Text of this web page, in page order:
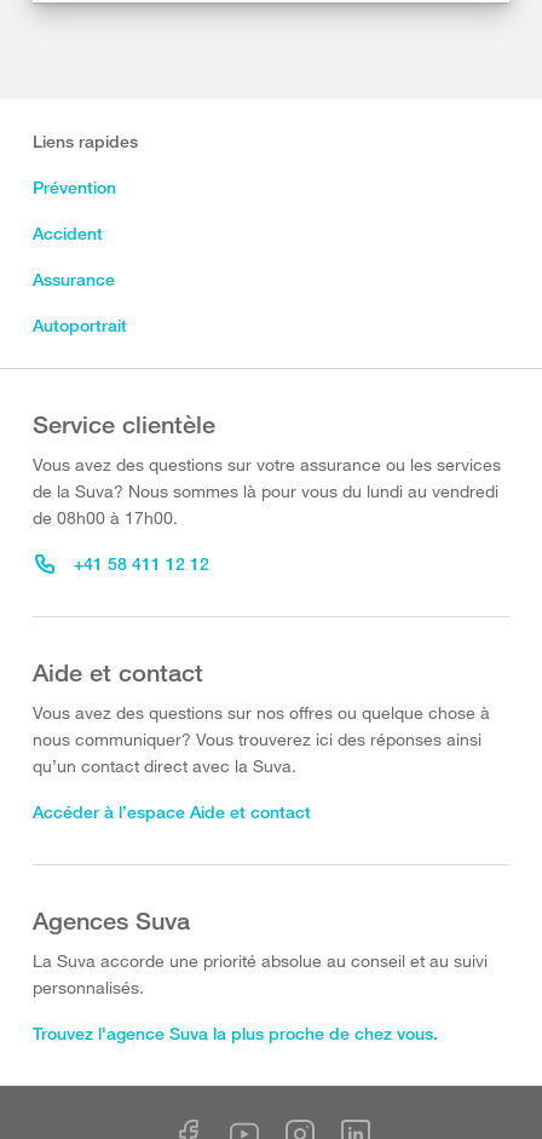
Liens rapides
Prévention
Accident
Assurance
Autoportrait
Service clientèle
Vous avez des questions sur votre assurance ou les services
de la Suva? Nous sommes là pour vous du lundi au vendredi
de 08h00 à 17h00.
+41 58 411 12 12
Aide et contact
Vous avez des questions sur nos offres ou quelque chose à
nous communiquer? Vous trouverez ici des réponses ainsi
qu’un contact direct avec la Suva.
Accéder à l’espace Aide et contact
Agences Suva
La Suva accorde une priorité absolue au conseil et au suivi
personnalisés.
Trouvez l'agence Suva la plus proche de chez vous.